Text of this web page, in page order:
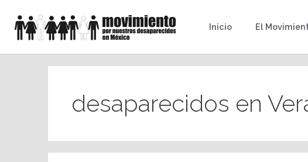
Inicio El
desaparecidos en